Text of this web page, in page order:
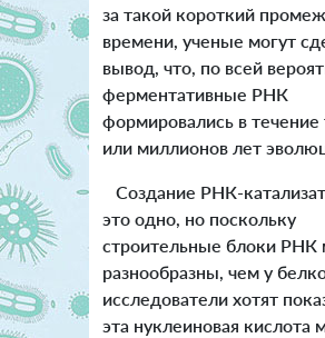
за такой короткий
времени, ученые могут
вывод, что, по всей
ферментативные РНК
формировались в течение
или миллионов лет
Создание РНК-
это одно, но поскольку
строительные блоки РНК
разнообразны, чем у
исследователи хотят
эта нуклеиновая кислота